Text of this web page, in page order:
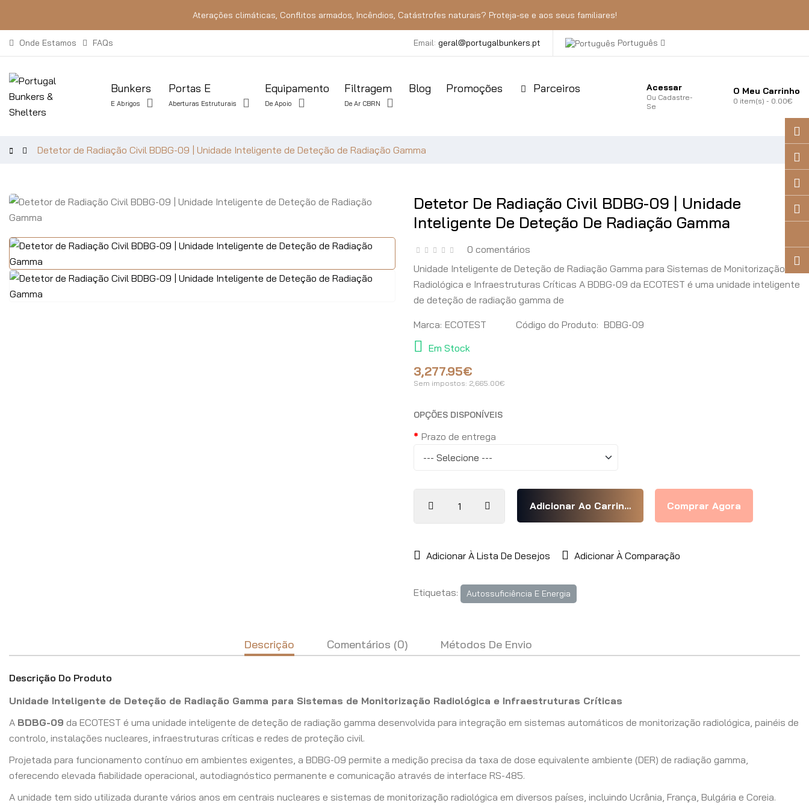
Aterações climáticas, Conflitos armados, Incêndios, Catástrofes naturais? Proteja-se e aos seus familiares!
Onde Estamos FAQs Email: geral@portugalbunkers.pt Português
Bunkers
E Abrigos
Portas E
Aberturas Estruturais
Equipamento
De Apoio
Filtragem
De Ar CBRN
Blog Promoções Parceiros Acessar
Ou Cadastre-
Se
O Meu Carrinho
0 item(s) - 0.00€
Detetor de Radiação Civil BDBG-09 | Unidade Inteligente de Deteção de Radiação Gamma
Detetor De Radiação Civil BDBG-09 | Unidade
Inteligente De Deteção De Radiação Gamma
0 comentários
Unidade Inteligente de Deteção de Radiação Gamma para Sistemas de Monitorização
Radiológica e Infraestruturas Críticas A BDBG-09 da ECOTEST é uma unidade inteligente
de deteção de radiação gamma de
Marca: ECOTEST Código do Produto: BDBG-09
Em Stock
3,277.95€
Sem impostos: 2,665.00€
OPÇÕES DISPONÍVEIS
Prazo de entrega
Adicionar À Lista De Desejos Adicionar À Comparação
Etiquetas: Autossuficiência E Energia
Descrição Comentários (0) Métodos De Envio
Descrição Do Produto
Unidade Inteligente de Deteção de Radiação Gamma para Sistemas de Monitorização Radiológica e Infraestruturas Críticas
A BDBG-09 da ECOTEST é uma unidade inteligente de deteção de radiação gamma desenvolvida para integração em sistemas automáticos de monitorização radiológica, painéis de
controlo, instalações nucleares, infraestruturas críticas e redes de proteção civil.
Projetada para funcionamento contínuo em ambientes exigentes, a BDBG-09 permite a medição precisa da taxa de dose equivalente ambiente (DER) de radiação gamma,
oferecendo elevada fiabilidade operacional, autodiagnóstico permanente e comunicação através de interface RS-485.
A unidade tem sido utilizada durante vários anos em centrais nucleares e sistemas de monitorização radiológica em diversos países, incluindo Ucrânia, França, Bulgária e Coreia.